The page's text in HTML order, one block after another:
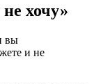
хочу»
вы
и не